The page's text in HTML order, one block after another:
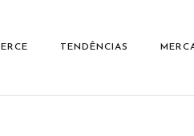
TENDÊNCIAS